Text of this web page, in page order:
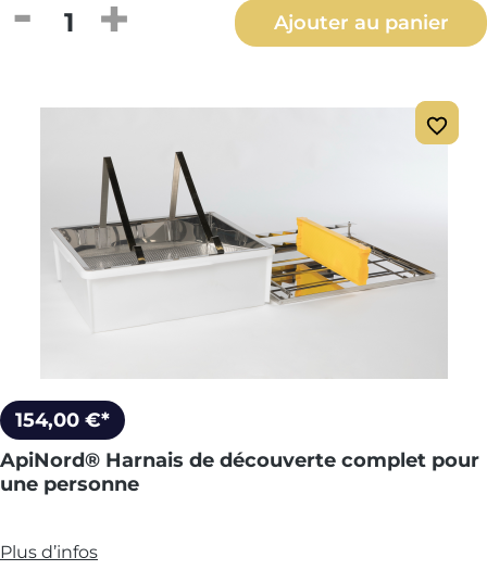
Quantité de produit : Entrez la
Ajouter au panier
154,00 €*
ApiNord® Harnais de découverte complet pour
une personne
Plus d’infos